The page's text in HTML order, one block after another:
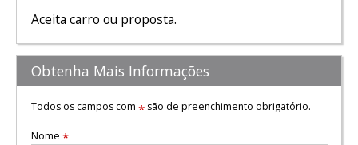
Aceita carro ou proposta.
Obtenha Mais Informações
Todos os campos com *são de preenchimento obrigatório.
Nome *